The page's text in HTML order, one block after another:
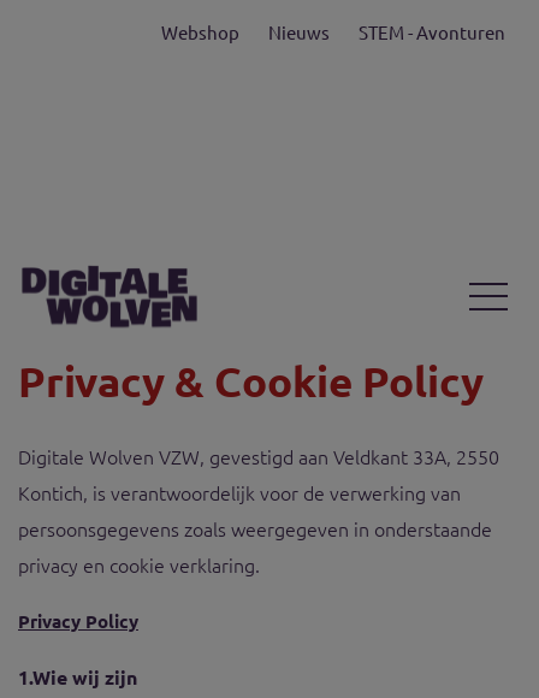
Webshop Nieuws STEM - Avonturen
Privacy & Cookie Policy
Digitale Wolven VZW, gevestigd aan Veldkant 33A, 2550
Kontich, is verantwoordelijk voor de verwerking van
persoonsgegevens zoals weergegeven in onderstaande
privacy en cookie verklaring.
Privacy Policy
1.Wie wij zijn